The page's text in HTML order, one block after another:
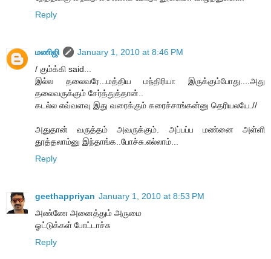
Reply
மணிஜி
January 1, 2010 at 8:46 PM
/ கும்க்கி said...
இல்ல தலைவரே...மத்திய மந்திரியா இருக்கும்போது....அது
தலைவருக்கும் சேர்த்துத்தான்..
கடல்ல எவ்வளவு இது வரைக்கும் கரைச்சாங்கன்னு தெரியலயே.//
அதுதான் வருத்தம் அவருக்கும். அப்பப்ப மண்னை அள்ளி
தூத்தலாம்னு இந்தாங்க..போச்சு.எல்லாம்...
Reply
geethappriyan January 1, 2010 at 8:53 PM
அண்ணே அனைத்தும் அருமை
ஓட்டுக்கள் போட்டாச்சு
Reply